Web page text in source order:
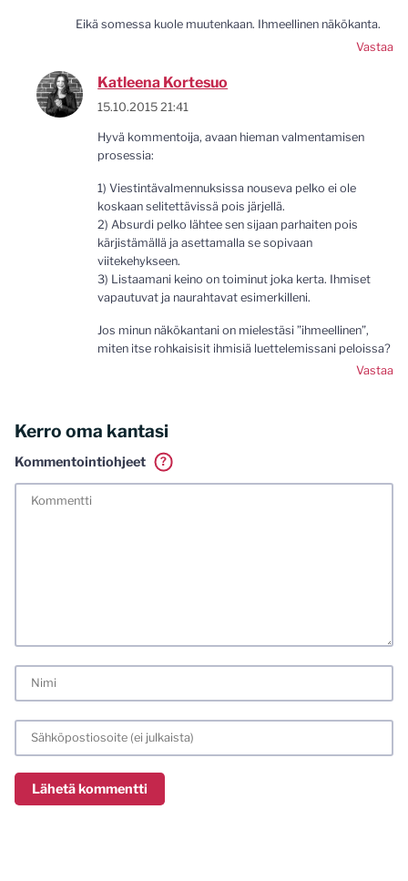
Eikä somessa kuole muutenkaan. Ihmeellinen näkökanta.
Vastaa
Katleena Kortesuo
15.10.2015 21:41
Hyvä kommentoija, avaan hieman valmentamisen
prosessia:
1) Viestintävalmennuksissa nouseva pelko ei ole
koskaan selitettävissä pois järjellä.
2) Absurdi pelko lähtee sen sijaan parhaiten pois
kärjistämällä ja asettamalla se sopivaan
viitekehykseen.
3) Listaamani keino on toiminut joka kerta. Ihmiset
vapautuvat ja naurahtavat esimerkilleni.
Jos minun näkökantani on mielestäsi ”ihmeellinen”,
miten itse rohkaisisit ihmisiä luettelemissani peloissa?
Vastaa
Kerro oma kantasi
Kommentointiohjeet
?
tunnistamallani nimimerkillä. Vaadin myös kunnollisen
meiliosoitteen. Minua ja mielipiteitäni saa ilman muuta